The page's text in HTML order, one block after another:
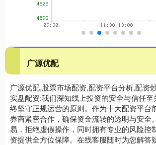
广源优配
广源优配,股票市场配资,配资平台分析,配资
实盘配资:我们深知线上投资的安全与信任
终坚守正规运营的原则。作为十大配资平台
券商紧密合作，确保资金流转的透明与安全
易，拒绝虚假操作，同时拥有专业的风险控
资提供全方位保障。在线客服随时为您解答